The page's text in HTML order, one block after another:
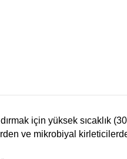
için yüksek sıcaklık
ve mikrobiyal kirleticilerden